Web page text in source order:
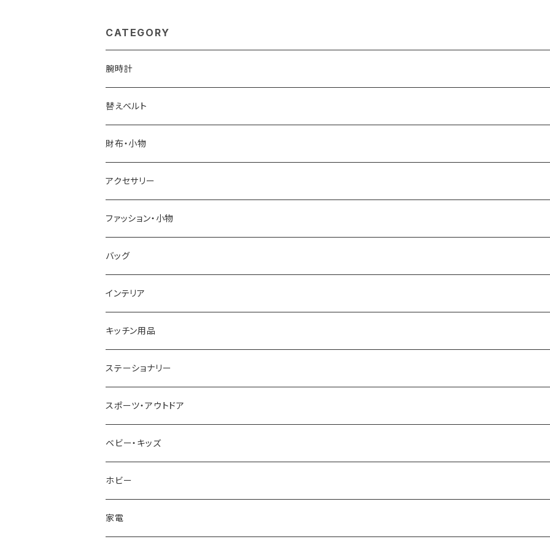
CATEGORY
腕時計
ELGIN
SALVATORE MARRA
CASIO
GRANDEUR
COGU
GAGA MILANO
CACTUS
TIMEX
NIXON
AVALANCHE
ORIENT
ZEPPELIN
替えベルト
COACH
DANIEL WELLINGTON
LACOSTE
DIESEL
MICHAEL KORS
NO BRAND
財布・小物
SONNE
DUCT
TRANSNUMBER
SAAMA HOMME
ARNOLD PALMER
MICHAEL KORS
DIESEL
ALV
Merge
ETTINGER
アクセサリー
GUCCI
TIFFANY&CO
FOLLI FOLLIE
POLICE
PAUL HEWITT
22designstudio
BOTTEGA VENETA
EMPORIO ARMANI
CALVIN KLEIN
ファッション・小物
DAKS
栃木レザー
NIKE
DUNHILL
NEWYORKER
OROBIANCO
Ellese
COLEMAN
バッグ
MANHATTAN PORTAGE
United HOMME
RODANIA
BEAMZSQUARE
BLAZER CLUB
ANDY HAWARD
G GUSTO
インテリア
CRYSTOCRAFT
SEIKO
CITIZEN
BRAUN
RHYTHM
BLOSSOM
キッチン用品
I'mD
Helios
VALENTINO VISCANI
ステーショナリー
LAMY
WATERMAN
PARKER
PELIKAN
スポーツ・アウトドア
Trangia
Barebones
FEUERHAND
ベビー・キッズ
ふわりぃ
ERGO BABY
ホビー
その他
家電